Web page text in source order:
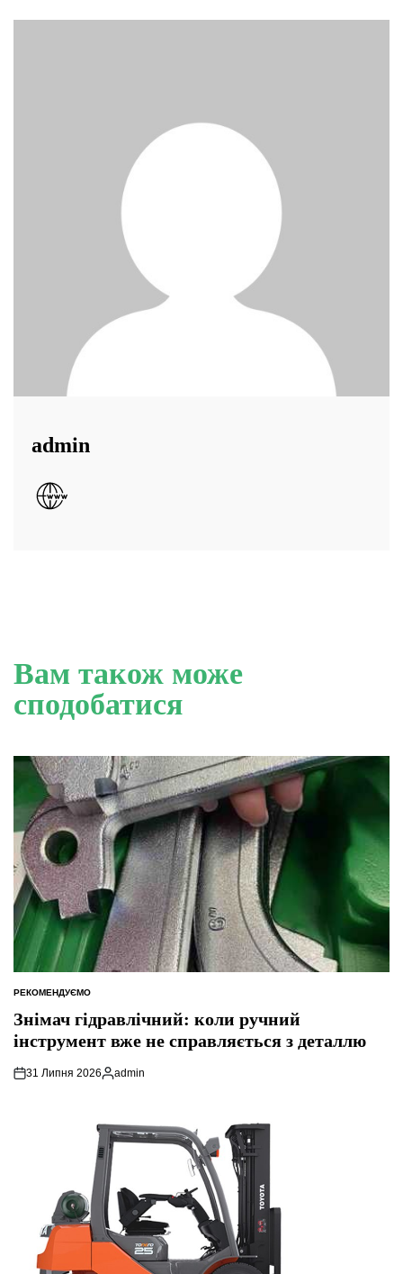
admin
Вам також може
сподобатися
ОПУБЛІКУВАТИ
РЕКОМЕНДУЄМО
Знімач гідравлічний: коли ручний
інструмент вже не справляється з деталлю
31 Липня 2026
Опубліковано
admin